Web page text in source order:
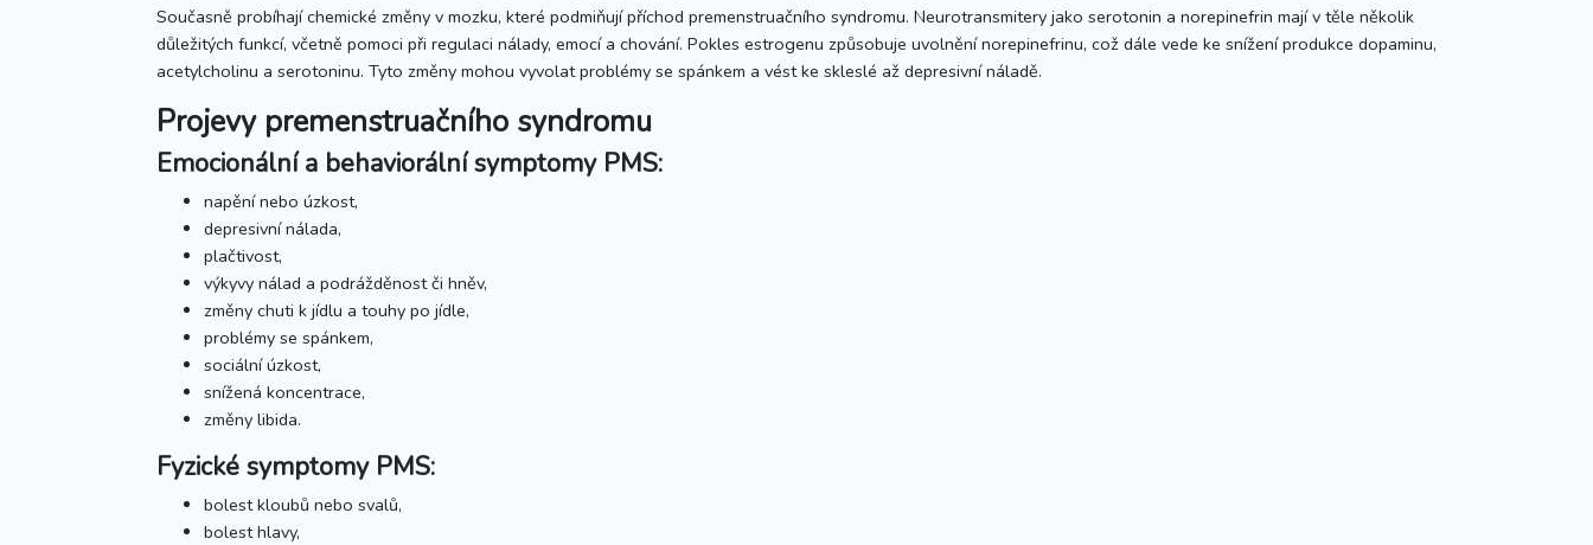
Současně probíhají chemické změny v mozku, které podmiňují příchod premenstruačního syndromu. Neurotransmitery jako serotonin a norepinefrin mají v těle několik
důležitých funkcí, včetně pomoci při regulaci nálady, emocí a chování. Pokles estrogenu způsobuje uvolnění norepinefrinu, což dále vede ke snížení produkce dopaminu,
acetylcholinu a serotoninu. Tyto změny mohou vyvolat problémy se spánkem a vést ke skleslé až depresivní náladě.
Projevypremenstruačního syndromu
Emocionální a behaviorální symptomy PMS:
napění nebo úzkost,
depresivní nálada,
plačtivost,
výkyvy nálad a podrážděnost či hněv,
změny chuti k jídlu a touhy po jídle,
problémy se spánkem,
sociální úzkost,
snížená koncentrace,
změny libida.
Fyzické symptomy PMS:
bolest kloubů nebo svalů,
bolest hlavy,